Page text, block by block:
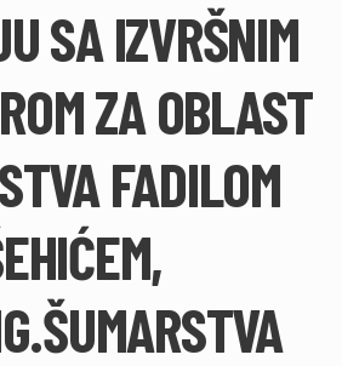
SA IZVRŠNIM
ZA OBLAST
FADILOM